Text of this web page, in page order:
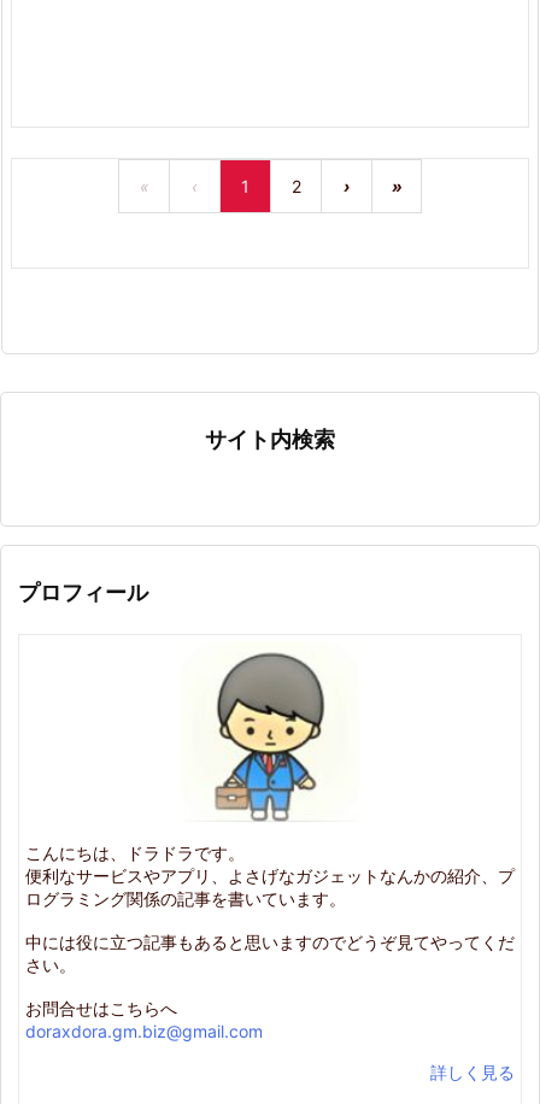
« ‹ 1 2 › »
サイト内検索
プロフィール
こんにちは、ドラドラです。
便利なサービスやアプリ、よさげなガジェットなんかの紹介、プ
ログラミング関係の記事を書いています。
中には役に立つ記事もあると思いますのでどうぞ見てやってくだ
さい。
お問合せはこちらへ
doraxdora.gm.biz@gmail.com
詳しく見る